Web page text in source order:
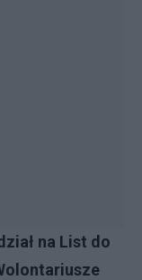
na List do